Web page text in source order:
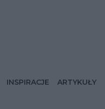
INSPIRACJE ARTYKUŁY